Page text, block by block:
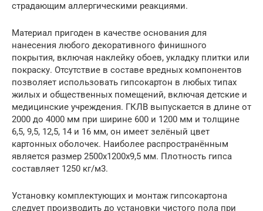
страдающим аллергическими реакциями.
Материал пригоден в качестве основания для
нанесения любого декоративного финишного
покрытия, включая наклейку обоев, укладку плитки или
покраску. Отсутствие в составе вредных компонентов
позволяет использовать гипсокартон в любых типах
жилых и общественных помещений, включая детские и
медицинские учреждения. ГКЛВ выпускается в длине от
2000 до 4000 мм при ширине 600 и 1200 мм и толщине
6,5, 9,5, 12,5, 14 и 16 мм, он имеет зелёный цвет
картонных оболочек. Наиболее распространённым
является размер 2500х1200х9,5 мм. Плотность гипса
составляет 1250 кг/м3.
Установку комплектующих и монтаж гипсокартона
следует производить до установки чистого пола при